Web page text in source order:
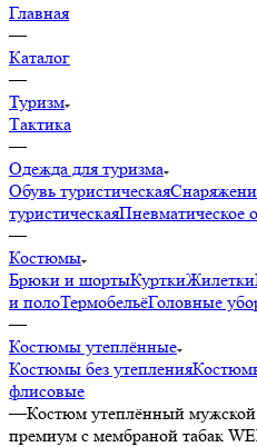
Главная
—
Каталог
—
Туризм
Тактика
—
Одежда для туризма
Обувь туристическая
туристическаяПневматическое
—
Костюмы
Брюки и шортыКурткиЖилетки
и полоТермобельёГоловные
—
Костюмы утеплённые
Костюмы без утепления
флисовые
—Костюм утеплённый
премиум с мембраной табак